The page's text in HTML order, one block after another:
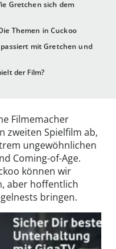
Gretchen sich dem
Themen in Cuckoo
mit Gretchen und
der Film?
Filmemacher
zweiten Spielfilm ab,
ungewöhnlichen
Coming-of-Age.
können wir
aber hoffentlich
bringen.